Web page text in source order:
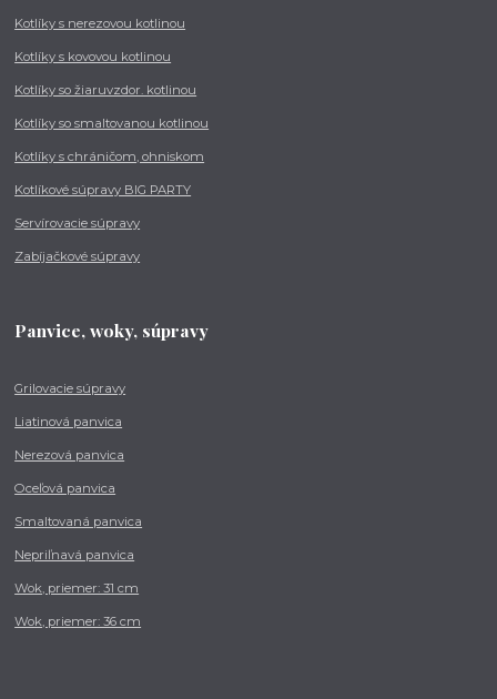
Kotlíky s nerezovou kotlinou
Kotlíky s kovovou kotlinou
Kotlíky so žiaruvzdor. kotlinou
Kotlíky so smaltovanou kotlinou
Kotlíky s chráničom, ohniskom
Kotlíkové súpravy BIG PARTY
Servírovacie súpravy
Zabíjačkové súpravy
Panvice, woky, súpravy
Grilovacie súpravy
Liatinová panvica
Nerezová panvica
Oceľová panvica
Smaltovaná panvica
Nepriľnavá panvica
Wok, priemer: 31 cm
Wok, priemer: 36 cm